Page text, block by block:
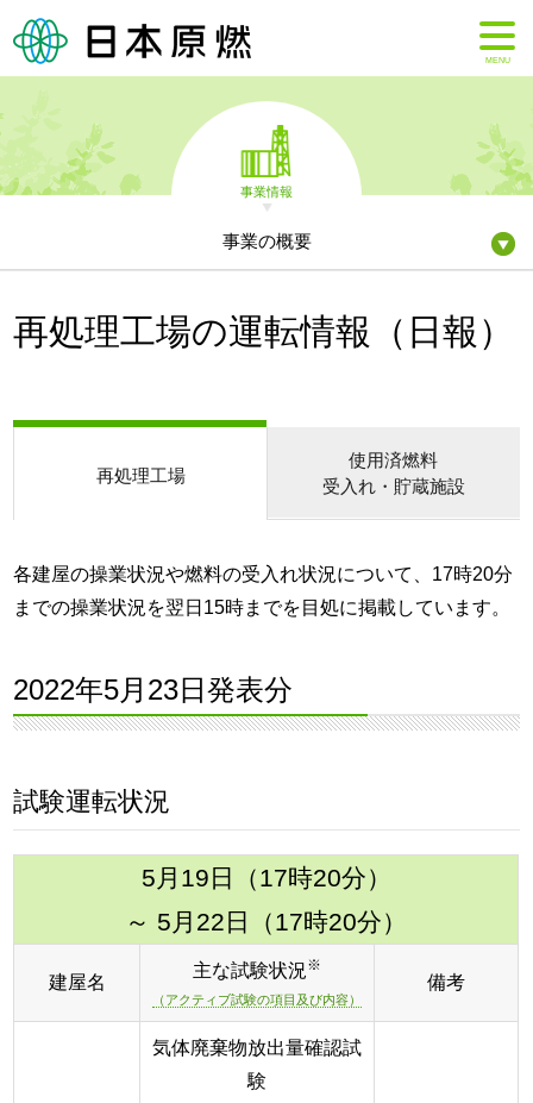
MENU
事業情報
事業の概要
再処理工場の運転情報（日報）
再処理工場
使用済燃料
受入れ・貯蔵施設
各建屋の操業状況や燃料の受入れ状況について、17時20分
までの操業状況を翌日15時までを目処に掲載しています。
2022年5月23日発表分
試験運転状況
5月19日（17時20分）
～ 5月22日（17時20分）
建屋名
主な試験状況※
（アクティブ試験の項目及び内容）
備考
気体廃棄物放出量確認試
験